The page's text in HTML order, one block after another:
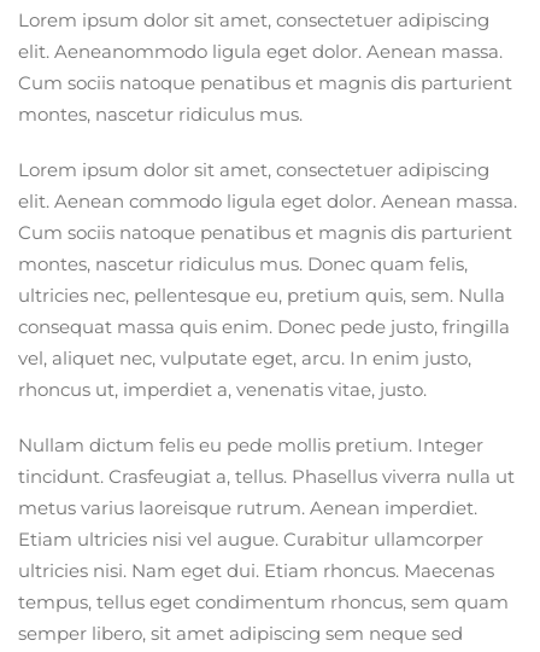
Lorem ipsum dolor sit amet, consectetuer adipiscing
elit. Aeneanommodo ligula eget dolor. Aenean massa.
Cum sociis natoque penatibus et magnis dis parturient
montes, nascetur ridiculus mus.
Lorem ipsum dolor sit amet, consectetuer adipiscing
elit. Aenean commodo ligula eget dolor. Aenean massa.
Cum sociis natoque penatibus et magnis dis parturient
montes, nascetur ridiculus mus. Donec quam felis,
ultricies nec, pellentesque eu, pretium quis, sem. Nulla
consequat massa quis enim. Donec pede justo, fringilla
vel, aliquet nec, vulputate eget, arcu. In enim justo,
rhoncus ut, imperdiet a, venenatis vitae, justo.
Nullam dictum felis eu pede mollis pretium. Integer
tincidunt. Crasfeugiat a, tellus. Phasellus viverra nulla ut
metus varius laoreisque rutrum. Aenean imperdiet.
Etiam ultricies nisi vel augue. Curabitur ullamcorper
ultricies nisi. Nam eget dui. Etiam rhoncus. Maecenas
tempus, tellus eget condimentum rhoncus, sem quam
semper libero, sit amet adipiscing sem neque sed